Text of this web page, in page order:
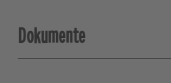
Dokumente